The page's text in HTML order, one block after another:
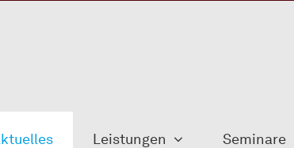
Leistungen Seminare